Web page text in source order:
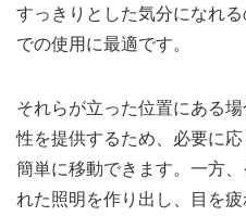
すっきりとした気分になれ
での使用に最適です。
それらが立った位置にある
性を提供するため、必要に
簡単に移動できます。一方
れた照明を作り出し、目を